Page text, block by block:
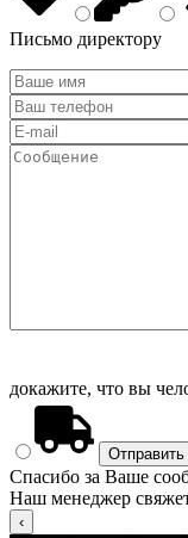
Письмо директору
докажите, что вы
Спасибо за Ваше
Наш менеджер